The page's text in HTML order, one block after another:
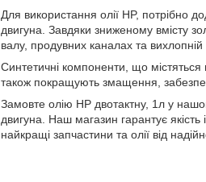
Для використання олії HP, потрібно
двигуна. Завдяки зниженому вмісту
валу, продувних каналах та вихлопній
Синтетичні компоненти, що
також покращують змащення,
Замовте олію HP двотактну, 1л у
двигуна. Наш магазин гарантує
найкращі запчастини та олії від